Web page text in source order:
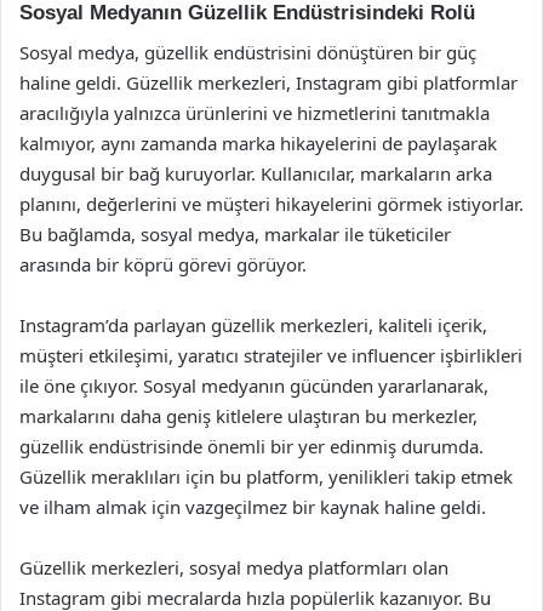
Sosyal Medyanın Güzellik Endüstrisindeki Rolü
Sosyal medya, güzellik endüstrisini dönüştüren bir güç
haline geldi. Güzellik merkezleri, Instagram gibi platformlar
aracılığıyla yalnızca ürünlerini ve hizmetlerini tanıtmakla
kalmıyor, aynı zamanda marka hikayelerini de paylaşarak
duygusal bir bağ kuruyorlar. Kullanıcılar, markaların arka
planını, değerlerini ve müşteri hikayelerini görmek istiyorlar.
Bu bağlamda, sosyal medya, markalar ile tüketiciler
arasında bir köprü görevi görüyor.
Instagram’da parlayan güzellik merkezleri, kaliteli içerik,
müşteri etkileşimi, yaratıcı stratejiler ve influencer işbirlikleri
ile öne çıkıyor. Sosyal medyanın gücünden yararlanarak,
markalarını daha geniş kitlelere ulaştıran bu merkezler,
güzellik endüstrisinde önemli bir yer edinmiş durumda.
Güzellik meraklıları için bu platform, yenilikleri takip etmek
ve ilham almak için vazgeçilmez bir kaynak haline geldi.
Güzellik merkezleri, sosyal medya platformları olan
Instagram gibi mecralarda hızla popülerlik kazanıyor. Bu